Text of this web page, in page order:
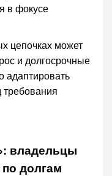
в фокусе
цепочках может
и долгосрочные
адаптировать
владельцы
по долгам